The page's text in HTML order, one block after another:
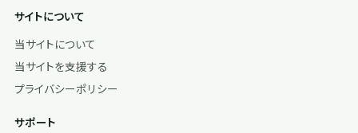
サイトについて
当サイトについて
当サイトを支援する
プライバシーポリシー
サポート